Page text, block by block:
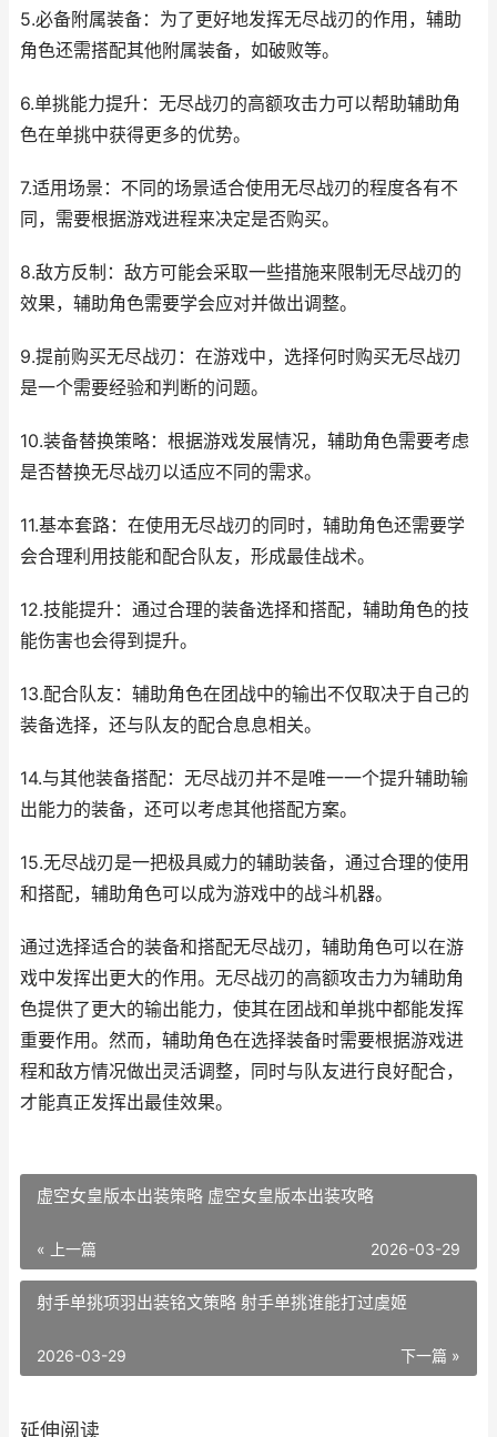
5.必备附属装备：为了更好地发挥无尽战刃的作用，辅助
角色还需搭配其他附属装备，如破败等。
6.单挑能力提升：无尽战刃的高额攻击力可以帮助辅助角
色在单挑中获得更多的优势。
7.适用场景：不同的场景适合使用无尽战刃的程度各有不
同，需要根据游戏进程来决定是否购买。
8.敌方反制：敌方可能会采取一些措施来限制无尽战刃的
效果，辅助角色需要学会应对并做出调整。
9.提前购买无尽战刃：在游戏中，选择何时购买无尽战刃
是一个需要经验和判断的问题。
10.装备替换策略：根据游戏发展情况，辅助角色需要考虑
是否替换无尽战刃以适应不同的需求。
11.基本套路：在使用无尽战刃的同时，辅助角色还需要学
会合理利用技能和配合队友，形成最佳战术。
12.技能提升：通过合理的装备选择和搭配，辅助角色的技
能伤害也会得到提升。
13.配合队友：辅助角色在团战中的输出不仅取决于自己的
装备选择，还与队友的配合息息相关。
14.与其他装备搭配：无尽战刃并不是唯一一个提升辅助输
出能力的装备，还可以考虑其他搭配方案。
15.无尽战刃是一把极具威力的辅助装备，通过合理的使用
和搭配，辅助角色可以成为游戏中的战斗机器。
通过选择适合的装备和搭配无尽战刃，辅助角色可以在游
戏中发挥出更大的作用。无尽战刃的高额攻击力为辅助角
色提供了更大的输出能力，使其在团战和单挑中都能发挥
重要作用。然而，辅助角色在选择装备时需要根据游戏进
程和敌方情况做出灵活调整，同时与队友进行良好配合，
才能真正发挥出最佳效果。
虚空女皇版本出装策略 虚空女皇版本出装攻略
« 上一篇 2026-03-29
射手单挑项羽出装铭文策略 射手单挑谁能打过虞姬
下一篇 »
2026-03-29
延伸阅读